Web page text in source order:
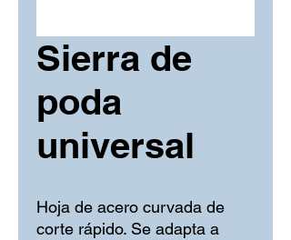
Sierra de
poda
universal
Hoja de acero curvada de
corte rápido. Se adapta a